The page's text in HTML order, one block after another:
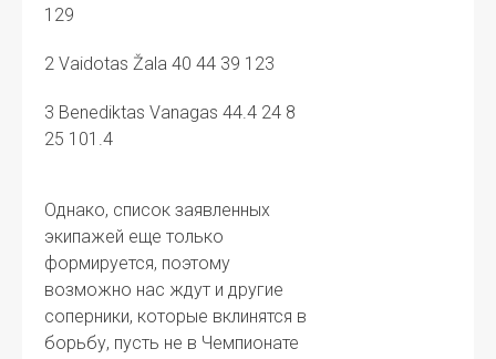
129
2 Vaidotas Žala 40 44 39 123
3 Benediktas Vanagas 44.4 24 8
25 101.4
Однако, список заявленных
экипажей еще только
формируется, поэтому
возможно нас ждут и другие
соперники, которые вклинятся в
борьбу, пусть не в Чемпионате